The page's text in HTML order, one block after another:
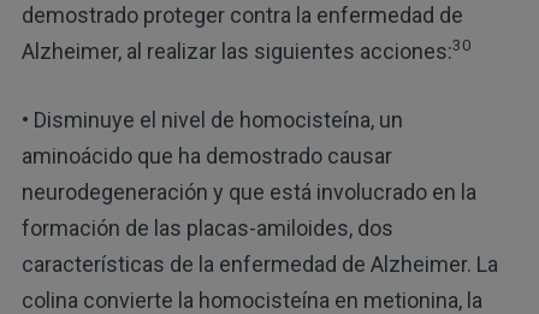
demostrado proteger contra la enfermedad de
Alzheimer, al realizar las siguientes acciones:30
• Disminuye el nivel de homocisteína, un
aminoácido que ha demostrado causar
neurodegeneración y que está involucrado en la
formación de las placas-amiloides, dos
características de la enfermedad de Alzheimer. La
colina convierte la homocisteína en metionina, la